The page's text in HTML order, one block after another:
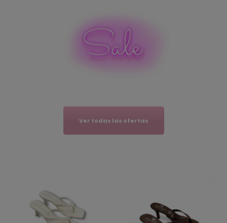
Ver todas las ofertas